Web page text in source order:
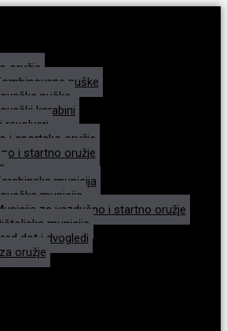
oružje
puške
puške
karabini
revolveri
i sportsko oružje
i startno oružje
municija
municija
za vazdušno i startno oružje
municija
dot i dvogledi
oružje